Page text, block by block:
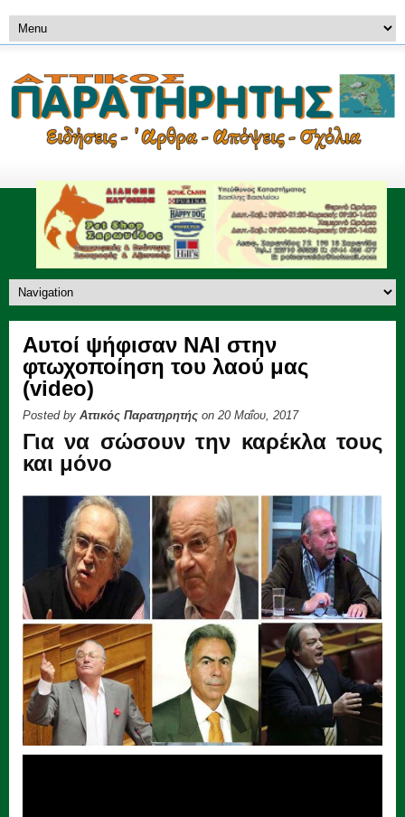
Αυτοί ψήφισαν ΝΑΙ στην
φτωχοποίηση του λαού μας
(video)
Posted by Αττικός Παρατηρητής on 20 Μαΐου, 2017
Για να σώσουν την καρέκλα τους
και μόνο